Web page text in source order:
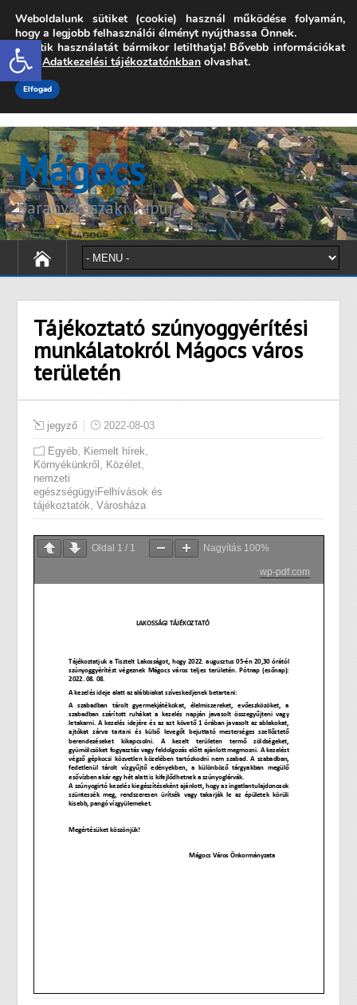
Open toolbar
7342 Mágocs, Szabadság utca 39.
onkormanyzat@magocs.hu +36 (72) 451 110
Elérhetőségek
Mágocs
Baranya északi kapuja
Tájékoztató szúnyoggyérítési
munkálatokról Mágocs város
területén
jegyző 2022-08-03
Egyéb Kiemelt hírek
Környékünkről Közélet
nemzeti
egészségügyiFelhívások és
tájékoztatók ,Városháza
Oldal 1 / 1 Nagyítás 100%
wp-pdf.com
Weboldalunk sütiket (cookie) használ működése folyamán,
hogy a legjobb felhasználói élményt nyújthassa Önnek.
A sütik használatát bármikor letilthatja! Bővebb információkat
erről Adatkezelési tájékoztatónkban olvashat.
Elfogad